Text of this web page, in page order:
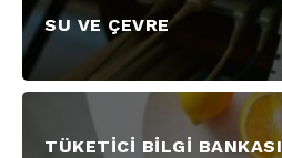
SU VE ÇEVRE
TÜKETICI BILGI BANKASI